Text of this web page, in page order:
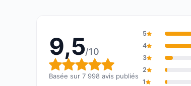
9,5/10
Note globale : 9,5 sur 10
Basée sur 7 998 avis publiés
5
4
3
2
1